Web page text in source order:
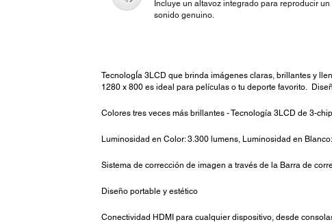
Incluye un altavoz integrado para reproducir un
sonido genuino.
TecnologÍa 3LCD que brinda imágenes claras, brillantes y
1280 x 800 es ideal para películas o tu deporte favorito.
Colores tres veces más brillantes - Tecnología 3LCD de 3-
Luminosidad en Color: 3.300 lumens, Luminosidad en
Sistema de corrección de imagen a través de la Barra de
Diseño portable y estético
Conectividad HDMI para cualquier dispositivo, desde